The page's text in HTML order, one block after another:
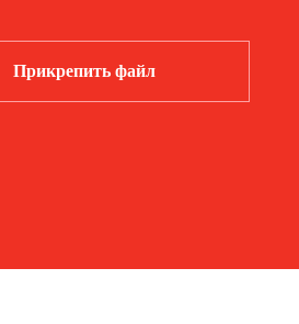
Прикрепить файл